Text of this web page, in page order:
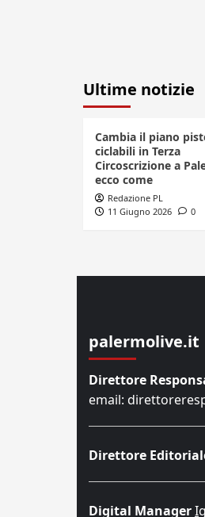
Ultime notizie
Cambia il piano
ciclabili in Terza
Circoscrizione a
ecco come
Redazione PL
11 Giugno 2026
0
palermolive.it
Direttore
email:
Direttore
Digital Manager